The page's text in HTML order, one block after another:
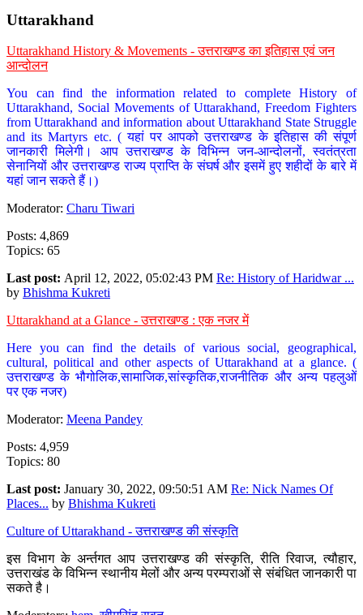
Uttarakhand
Uttarakhand History & Movements - उत्तराखण्ड का इतिहास एवं जन
आन्दोलन
You can find the information related to complete History of
Uttarakhand, Social Movements of Uttarakhand, Freedom Fighters
from Uttarakhand and information about Uttarakhand State Struggle
and its Martyrs etc. ( यहां पर आपको उत्तराखण्ड के इतिहास की संपूर्ण
जानकारी मिलेगी। आप उत्तराखण्ड के विभिन्न जन-आन्दोलनों, स्वतंत्रता
सेनानियों और उत्तराखण्ड राज्य प्राप्ति के संघर्ष और इसमें हुए शहीदों के बारे में
यहां जान सकते हैं।)
Moderator: Charu Tiwari
Posts: 4,869
Topics: 65
Last post: April 12, 2022, 05:02:43 PM Re: History of Haridwar ...
by Bhishma Kukreti
Uttarakhand at a Glance - उत्तराखण्ड : एक नजर में
Here you can find the details of various social, geographical,
cultural, political and other aspects of Uttarakhand at a glance. (
उत्तराखण्ड के भौगोलिक,सामाजिक,सांस्कृतिक,राजनीतिक और अन्य पहलुओं
पर एक नजर)
Moderator: Meena Pandey
Posts: 4,959
Topics: 80
Last post: January 30, 2022, 09:50:51 AM Re: Nick Names Of
Places... by Bhishma Kukreti
Culture of Uttarakhand - उत्तराखण्ड की संस्कृति
इस विभाग के अर्न्तगत आप उत्तराखण्ड की संस्कृति, रीति रिवाज, त्यौहार,
उत्तराखंड के विभिन्न स्थानीय मेलों और अन्य परम्पराओं से संबंधित जानकारी पा
सकते है।